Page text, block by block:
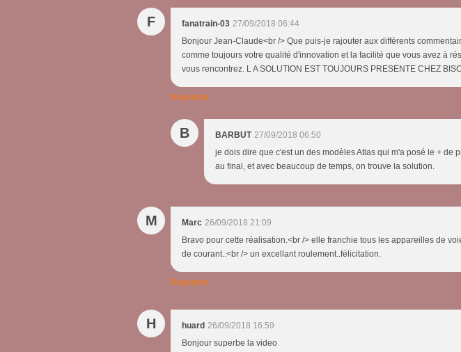
F fanatrain-03 27/09/2018 06:44
Bonjour Jean-Claude<br /> Que puis-je rajouter aux différents
comme toujours votre qualité d'innovation et la facilité que vous avez à
vous rencontrez. L A SOLUTION EST TOUJOURS PRESENTE CHEZ
Répondre
B BARBUT 27/09/2018 06:50
je dois dire que c'est un des modèles Atlas qui m'a posé le + de
au final, et avec beaucoup de temps, on trouve la solution.
M Marc 26/09/2018 21:09
Bravo pour cette réalisation.<br /> elle franchie tous les appareilles de
de courant..<br /> un excellant roulement..félicitation.
Répondre
H huard 26/09/2018 16:59
Bonjour superbe la video